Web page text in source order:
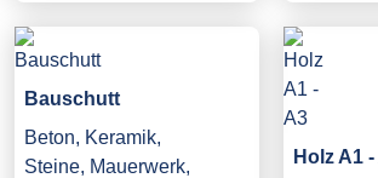
Bauschutt
Beton, Keramik,
Steine, Mauerwerk,
Holz A1